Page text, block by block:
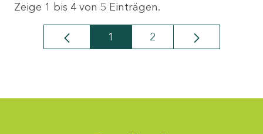
Zeige 1 bis 4 von 5 Einträgen.
Seite
1 Seite
2